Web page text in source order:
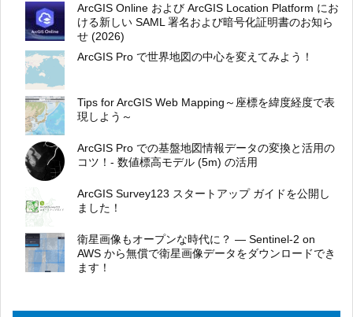
ArcGIS Online および ArcGIS Location Platform にお
ける新しい SAML 署名および暗号化証明書のお知ら
せ (2026)
ArcGIS Pro で世界地図の中心を変えてみよう！
Tips for ArcGIS Web Mapping～座標を緯度経度で表
現しよう～
ArcGIS Pro での基盤地図情報データの変換と活用の
コツ！- 数値標高モデル (5m) の活用
ArcGIS Survey123 スタートアップ ガイドを公開し
ました！
衛星画像もオープンな時代に？ ― Sentinel-2 on
AWS から無償で衛星画像データをダウンロードでき
ます！